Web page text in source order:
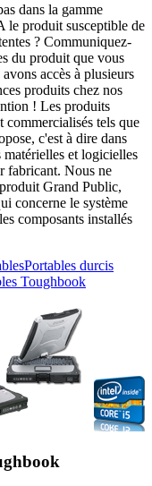
dans la gamme
produit susceptible de
? Communiquez-
du produit que vous
accès à plusieurs
produits chez nos
! Les produits
commercialisés tels que
c'est à dire dans
et logicielles
fabricant. Nous ne
Grand Public,
concerne le système
composants installés
Portables durcis
Toughbook